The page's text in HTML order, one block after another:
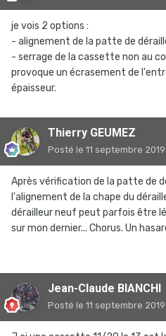
je vois 2 options :
- alignement de la patte de
- serrage de la cassette non au
provoque un écrasement de
épaisseur.
Thierry GEUMEZ
Posté le 11 septembre 2019
Après vérification de la patte de
l'alignement de la chape du
dérailleur neuf peut parfois être
sur mon dernier... Chorus. Un
Jean-Claude BIANCHI
Posté le 11 septembre 2019